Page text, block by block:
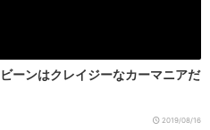
ーンはクレイジーなカーマニアだ
2019/08/16